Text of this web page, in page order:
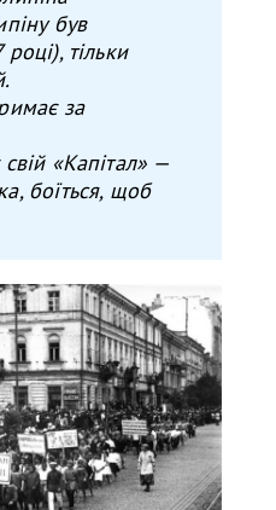
був
тільки
за
«Капітал» —
боїться, щоб